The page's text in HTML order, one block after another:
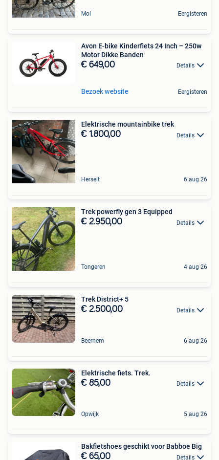
Mol Eergisteren
Avon E-bike Kinderfiets 24 Inch – 250w
Motor Dikke Banden
€ 649,00 Details
Bezoek website Eergisteren
Elektrische mountainbike trek
€ 1.800,00 Details
Herselt 6 aug 26
Trek powerfly gen 3 Equipped
€ 2.950,00 Details
Tongeren 4 aug 26
Trek District+ 5
€ 2.500,00 Details
Beernem 6 aug 26
Elektrische fiets. Trek.
€ 85,00 Details
Opwijk 5 aug 26
Bakfietshoes geschikt voor Babboe Big
€ 65,00 Details